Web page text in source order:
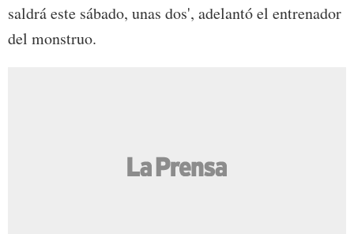
saldrá este sábado, unas dos', adelantó el entrenador
del monstruo.